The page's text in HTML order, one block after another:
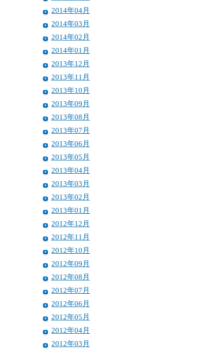
2014年04月
2014年03月
2014年02月
2014年01月
2013年12月
2013年11月
2013年10月
2013年09月
2013年08月
2013年07月
2013年06月
2013年05月
2013年04月
2013年03月
2013年02月
2013年01月
2012年12月
2012年11月
2012年10月
2012年09月
2012年08月
2012年07月
2012年06月
2012年05月
2012年04月
2012年03月